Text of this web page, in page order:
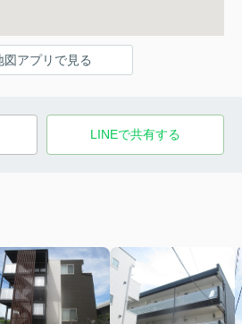
図アプリで見る
LINEで共有する